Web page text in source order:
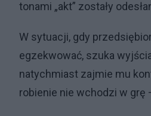
tonami „akt” zostały
W sytuacji, gdy
egzekwować, szuka
natychmiast zajmie mu
robienie nie wchodzi w